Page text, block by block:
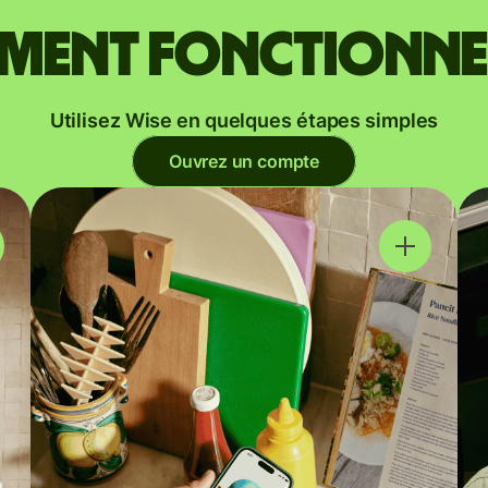
fonctionne
Utilisez Wise en quelques étapes simples
Ouvrez un compte